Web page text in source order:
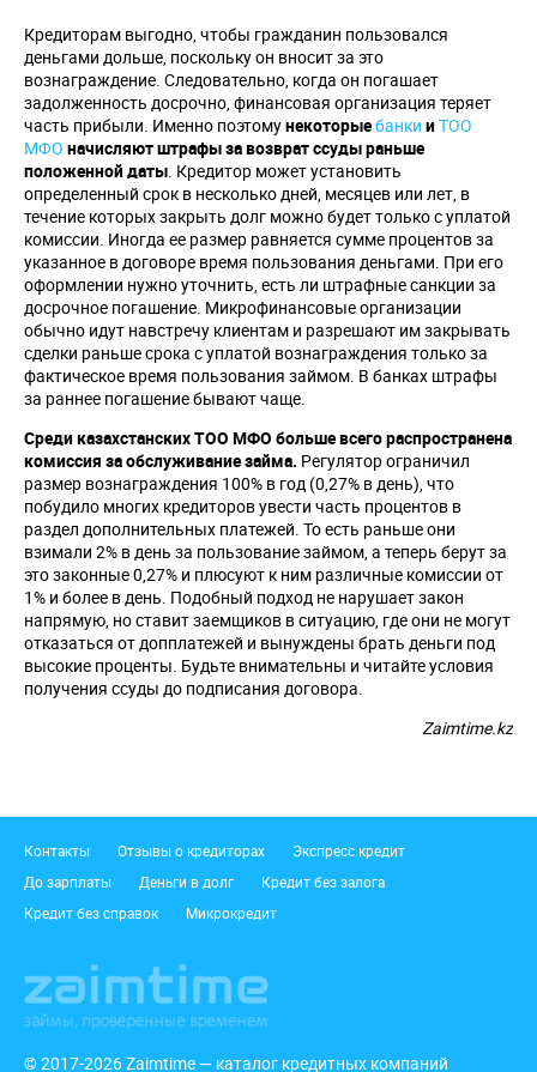
Кредиторам выгодно, чтобы гражданин пользовался
деньгами дольше, поскольку он вносит за это
вознаграждение. Следовательно, когда он погашает
задолженность досрочно, финансовая организация теряет
часть прибыли. Именно поэтомунекоторыебанки иТОО
МФО начисляют штрафы за возврат ссуды раньше
положенной даты . Кредитор может установить
определенный срок в несколько дней, месяцев или лет, в
течение которых закрыть долг можно будет только с уплатой
комиссии. Иногда ее размер равняется сумме процентов за
указанное в договоре время пользования деньгами. При его
оформлении нужно уточнить, есть ли штрафные санкции за
досрочное погашение. Микрофинансовые организации
обычно идут навстречу клиентам и разрешают им закрывать
сделки раньше срока с уплатой вознаграждения только за
фактическое время пользования займом. В банках штрафы
за раннее погашение бывают чаще.
Среди казахстанских ТОО МФО больше всего распространена
комиссия за обслуживание займа. Регулятор ограничил
размер вознаграждения 100% в год (0,27% в день), что
побудило многих кредиторов увести часть процентов в
раздел дополнительных платежей. То есть раньше они
взимали 2% в день за пользование займом, а теперь берут за
это законные 0,27% и плюсуют к ним различные комиссии от
1% и более в день. Подобный подход не нарушает закон
напрямую, но ставит заемщиков в ситуацию, где они не могут
отказаться от допплатежей и вынуждены брать деньги под
высокие проценты. Будьте внимательны и читайте условия
получения ссуды до подписания договора.
Zaimtime.kz
Подвал
Контакты Отзывы о кредиторах
Экспресс кредит
До зарплаты
Деньги в долг
Кредит без залога
Кредит без справок
Микрокредит
© 2017-2026 Zaimtime — каталог кредитных компаний